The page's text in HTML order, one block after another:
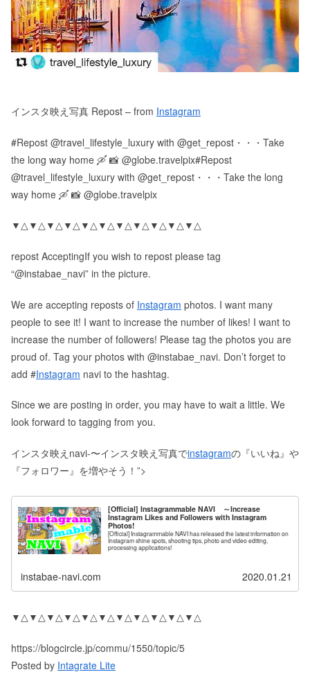
インスタ映え写真 Repost – from Instagram
#Repost @travel_lifestyle_luxury with @get_repost・・・Take
the long way home 🛶 📸 @globe.travelpix#Repost
@travel_lifestyle_luxury with @get_repost・・・Take the long
way home 🛶 📸 @globe.travelpix
▼△▼△▼△▼△▼△▼△▼△▼△▼△▼△▼△
repost AcceptingIf you wish to repost please tag
“@instabae_navi” in the picture.
We are accepting reposts of Instagram photos. I want many
people to see it! I want to increase the number of likes! I want to
increase the number of followers! Please tag the photos you are
proud of. Tag your photos with @instabae_navi. Don’t forget to
add #Instagram navi to the hashtag.
Since we are posting in order, you may have to wait a little. We
look forward to tagging from you.
インスタ映えnavi-〜インスタ映え写真でinstagramの『いいね』や
『フォロワー』を増やそう！”>
[Official] Instagrammable NAVI ～Increase
Instagram Likes and Followers with Instagram
Photos!
[Official] Instagrammable NAVI has released the latest information on
Instagram shine spots, shooting tips, photo and video editing,
processing applications!
instabae-navi.com 2020.01.21
▼△▼△▼△▼△▼△▼△▼△▼△▼△▼△▼△
https://blogcircle.jp/commu/1550/topic/5
Posted by Intagrate Lite